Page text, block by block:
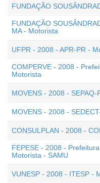
FUNDAÇÃO
FUNDAÇÃO
MA - Motorista
UFPR - 2008 - APR-PR -
COMPERVE - 2008 -
Motorista
MOVENS - 2008 - SEPAQ-
MOVENS - 2008 -
CONSULPLAN - 2008 -
FEPESE - 2008 -
Motorista - SAMU
VUNESP - 2008 - ITESP -